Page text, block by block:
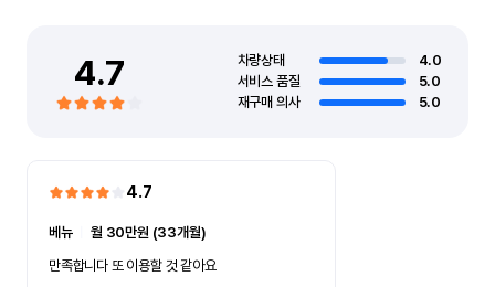
4.7 차량상태
4.0
서비스 품질
5.0
재구매 의사
5.0
4.7
베뉴ㅣ월 30만원 (33개월)
만족합니다 또 이용할 것 같아요